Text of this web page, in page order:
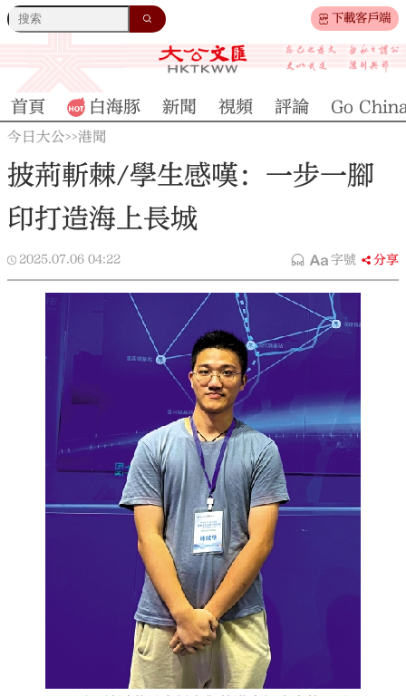
下載客戶端
大公文匯
首頁 白海豚 新聞 視頻 評論 Go
今日大公>>港聞
披荊斬棘/學生感嘆：一步一腳
印打造海上長城
2025.07.06 04:22 字號 分享